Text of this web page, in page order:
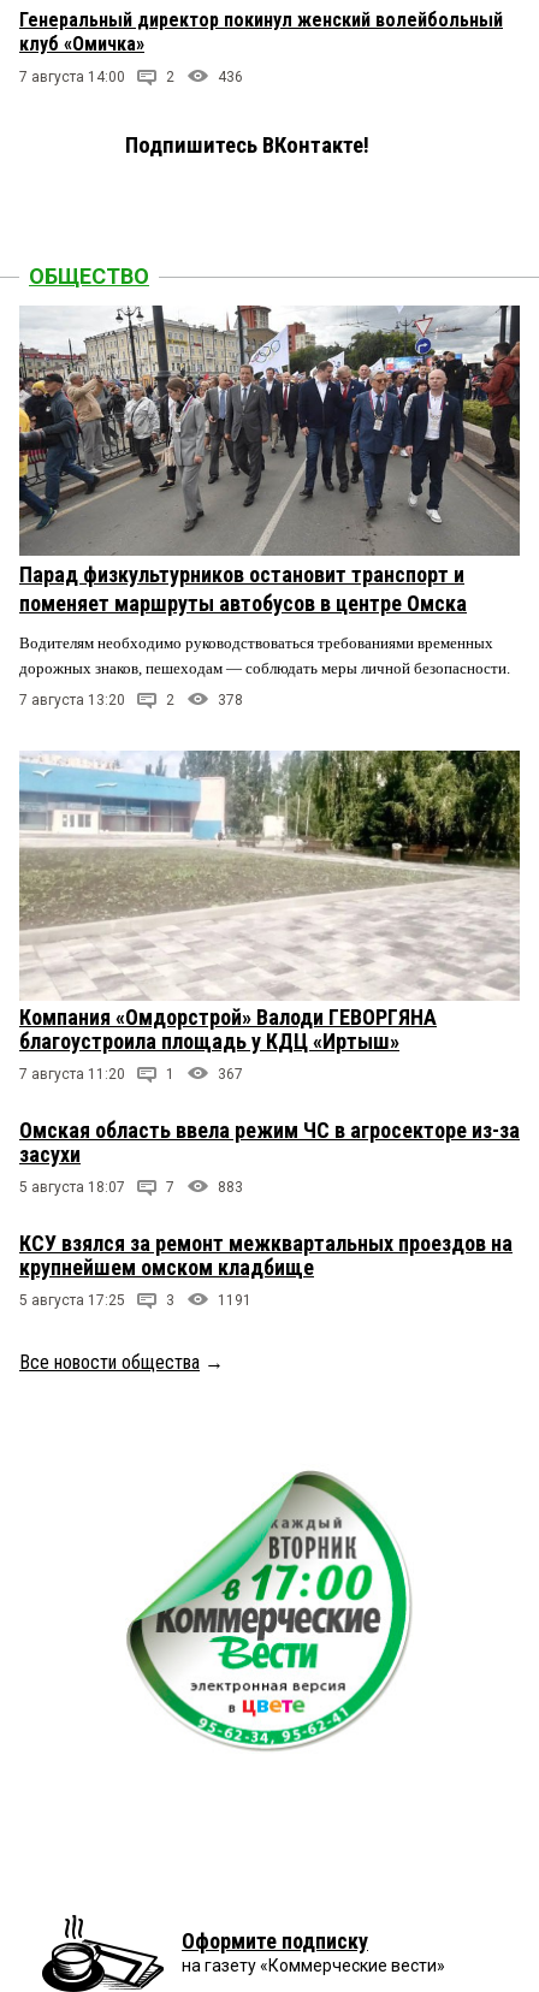
Генеральный директор покинул женский волейбольный
клуб «Омичка»
7 августа 14:00 2 436
Подпишитесь ВКонтакте!
ОБЩЕСТВО
Парад физкультурников остановит транспорт и
поменяет маршруты автобусов в центре Омска
Водителям необходимо руководствоваться требованиями временных
дорожных знаков, пешеходам — соблюдать меры личной безопасности.
7 августа 13:20 2 378
Компания «Омдорстрой» Валоди ГЕВОРГЯНА
благоустроила площадь у КДЦ «Иртыш»
7 августа 11:20 1 367
Омская область ввела режим ЧС в агросекторе из-за
засухи
5 августа 18:07 7 883
КСУ взялся за ремонт межквартальных проездов на
крупнейшем омском кладбище
5 августа 17:25 3 1191
Все новости общества →
Оформите подписку
на газету «Коммерческие вести»